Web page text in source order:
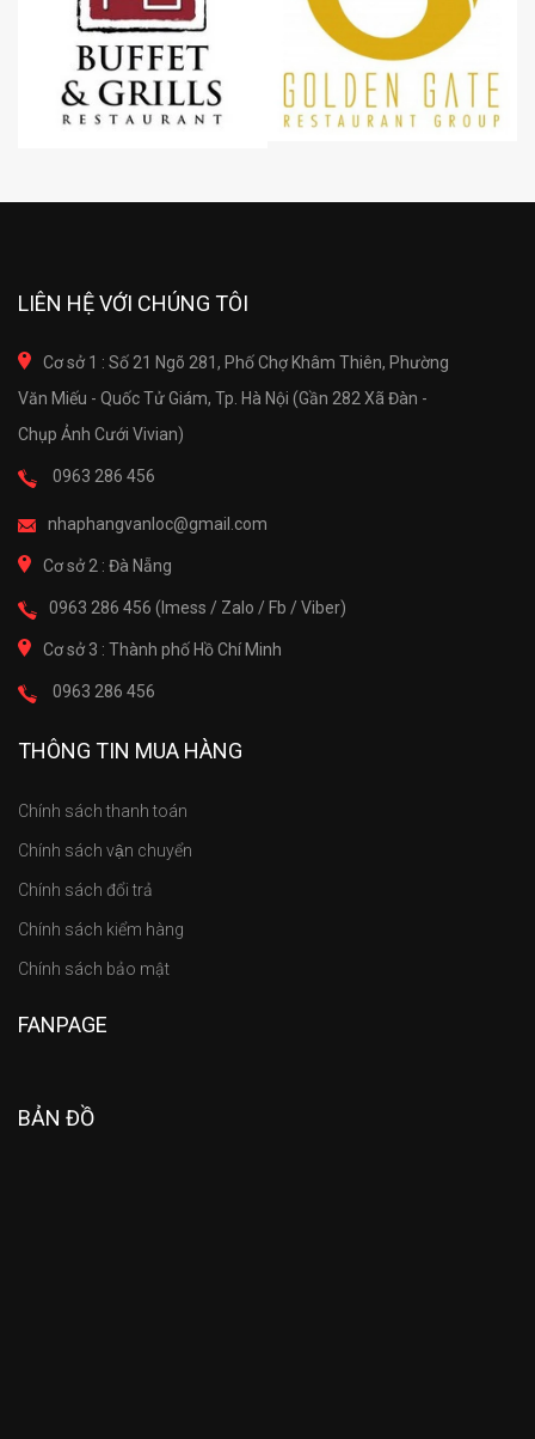
LIÊN HỆ VỚI CHÚNG TÔI
Cơ sở 1 : Số 21 Ngõ 281, Phố Chợ Khâm Thiên, Phường
Văn Miếu - Quốc Tử Giám, Tp. Hà Nội (Gần 282 Xã Đàn -
Chụp Ảnh Cưới Vivian)
0963 286 456
nhaphangvanloc@gmail.com
Cơ sở 2 : Đà Nẵng
0963 286 456 (Imess / Zalo / Fb / Viber)
Cơ sở 3 : Thành phố Hồ Chí Minh
0963 286 456
THÔNG TIN MUA HÀNG
Chính sách thanh toán
Chính sách vận chuyển
Chính sách đổi trả
Chính sách kiểm hàng
Chính sách bảo mật
FANPAGE
BẢN ĐỒ